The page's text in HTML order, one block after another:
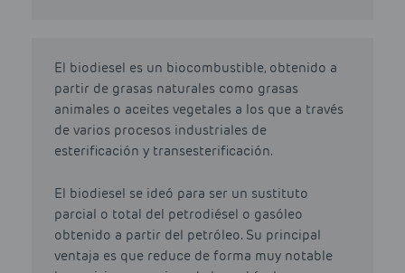
El biodiesel es un biocombustible, obtenido a
partir de grasas naturales como grasas
animales o aceites vegetales a los que a través
de varios procesos industriales de
esterificación y transesterificación.
El biodiesel se ideó para ser un sustituto
parcial o total del petrodiésel o gasóleo
obtenido a partir del petróleo. Su principal
ventaja es que reduce de forma muy notable